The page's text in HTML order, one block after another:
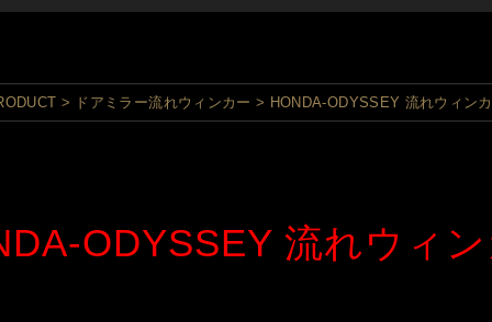
ドアミラー流れウィンカー HONDA-ODYSSEY 流れウィン
ODYSSEY 流れウィ